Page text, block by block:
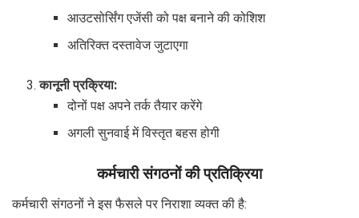
आउटसोर्सिंग एजेंसी को पक्ष बनाने की कोशिश
अतिरिक्त दस्तावेज जुटाएगा
कानूनी प्रक्रिया:
दोनों पक्ष अपने तर्क तैयार करेंगे
अगली सुनवाई में विस्तृत बहस होगी
कर्मचारी संगठनों की प्रतिक्रिया
कर्मचारी संगठनों ने इस फैसले पर निराशा व्यक्त की है: